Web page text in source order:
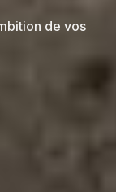
de vos